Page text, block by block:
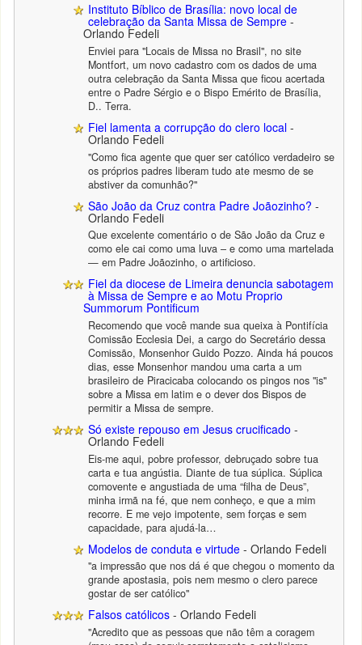
Instituto Bíblico de Brasília: novo local de
celebração da Santa Missa de Sempre -
Orlando Fedeli
Enviei para "Locais de Missa no Brasil", no site
Montfort, um novo cadastro com os dados de uma
outra celebração da Santa Missa que ficou acertada
entre o Padre Sérgio e o Bispo Emérito de Brasília,
D.. Terra.
Fiel lamenta a corrupção do clero local -
Orlando Fedeli
"Como fica agente que quer ser católico verdadeiro se
os próprios padres liberam tudo ate mesmo de se
abstiver da comunhão?"
São João da Cruz contra Padre Joãozinho? -
Orlando Fedeli
Que excelente comentário o de São João da Cruz e
como ele cai como uma luva – e como uma martelada
— em Padre Joãozinho, o artificioso.
Fiel da diocese de Limeira denuncia sabotagem
à Missa de Sempre e ao Motu Proprio
Summorum Pontificum
Recomendo que você mande sua queixa à Pontifícia
Comissão Ecclesia Dei, a cargo do Secretário dessa
Comissão, Monsenhor Guido Pozzo. Ainda há poucos
dias, esse Monsenhor mandou uma carta a um
brasileiro de Piracicaba colocando os pingos nos "is"
sobre a Missa em latim e o dever dos Bispos de
permitir a Missa de sempre.
Só existe repouso em Jesus crucificado -
Orlando Fedeli
Eis-me aqui, pobre professor, debruçado sobre tua
carta e tua angústia. Diante de tua súplica. Súplica
comovente e angustiada de uma “filha de Deus”,
minha irmã na fé, que nem conheço, e que a mim
recorre. E me vejo impotente, sem forças e sem
capacidade, para ajudá-la…
Modelos de conduta e virtude - Orlando Fedeli
"a impressão que nos dá é que chegou o momento da
grande apostasia, pois nem mesmo o clero parece
gostar de ser católico"
Falsos católicos - Orlando Fedeli
"Acredito que as pessoas que não têm a coragem